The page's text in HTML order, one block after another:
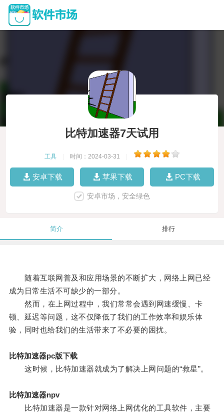
比特加速器7天试用
工具 时间：2024-03-31
安卓下载 苹果下载 PC下载
安卓市场，安全绿色
简介 排行
随着互联网普及和应用场景的不断扩大，网络上网已经
成为日常生活不可缺少的一部分。
然而，在上网过程中，我们常常会遇到网速缓慢、卡
顿、延迟等问题，这不仅降低了我们的工作效率和娱乐体
验，同时也给我们的生活带来了不必要的困扰。
比特加速器pc版下载
这时候，比特加速器就成为了解决上网问题的“救星”。
比特加速器npv
比特加速器是一款针对网络上网优化的工具软件，主要